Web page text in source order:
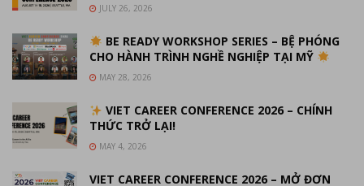
JULY 26, 2026
BE READY WORKSHOP SERIES – BỆ PHÓNG
CHO HÀNH TRÌNH NGHỀ NGHIỆP TẠI MỸ
MAY 28, 2026
VIET CAREER CONFERENCE 2026 – CHÍNH
THỨC TRỞ LẠI!
MAY 4, 2026
VIET CAREER CONFERENCE 2026 – MỞ ĐƠN